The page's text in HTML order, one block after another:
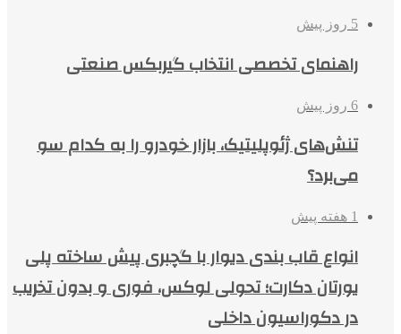
5 روز پیش
راهنمای تخصصی انتخاب گیربکس صنعتی
6 روز پیش
تنش‌های ژئوپلیتیک، بازار خودرو را به کدام سو
می‌برد؟
1 هفته پیش
انواع قاب بندی دیوار با گچبری پیش ساخته پلی
یورتان دکارت؛ تحولی لوکس، فوری و بدون تخریب
در دکوراسیون داخلی